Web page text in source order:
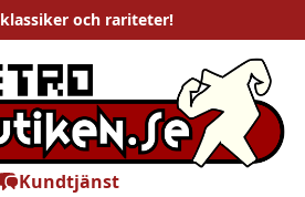
klassiker och rariteter!
Kundtjänst